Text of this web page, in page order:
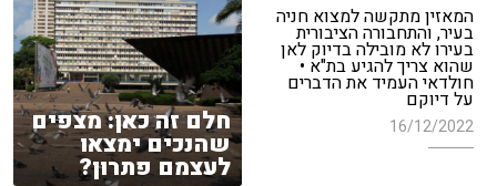
המאזין מתקשה למצוא חניה
בעיר, והתחבורה הציבורית
בעירו לא מובילה בדיוק לאן
שהוא צריך להגיע בת"א •
חולדאי העמיד את הדברים
על דיוקם
16/12/2022 חלם זה כאן: מצפים
שהנכים ימצאו
לעצמם פתרון?